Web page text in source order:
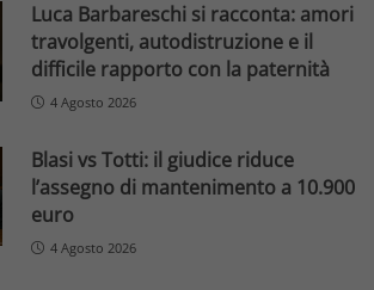
Luca Barbareschi si racconta: amori
travolgenti, autodistruzione e il
difficile rapporto con la paternità
4 Agosto 2026
Blasi vs Totti: il giudice riduce
l’assegno di mantenimento a 10.900
euro
4 Agosto 2026